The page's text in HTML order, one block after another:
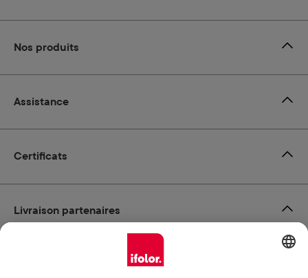
Certificats
Nos produits
Assistance
Livraison partenaires